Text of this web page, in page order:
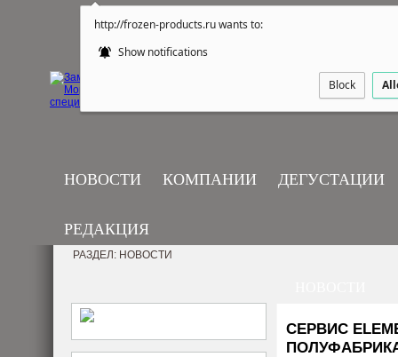
http://frozen-products.ru wants to:
Show notifications
Block
НОВОСТИ КОМПАНИИ ДЕГУСТАЦИИ
РЕДАКЦИЯ
РАЗДЕЛ: НОВОСТИ
СЕРВИС